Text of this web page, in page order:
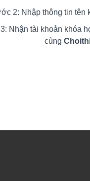
2: Nhập thông tin tên
Nhận tài khoản khóa
cùng